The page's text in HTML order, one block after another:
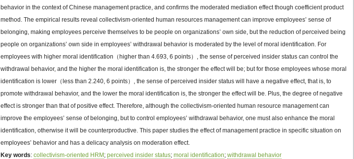
behavior in the context of Chinese management practice, and confirms the moderated mediation effect though coefficient product
method. The empirical results reveal collectivism-oriented human resources management can improve employees’ sense of
belonging, making employees perceive themselves to be people on organizations’ own side, but the reduction of perceived being
people on organizations’ own side in employees’ withdrawal behavior is moderated by the level of moral identification. For
employees with higher moral identification（higher than 4.693, 6 points）, the sense of perceived insider status can control the
withdrawal behavior, and the higher the moral identification is, the stronger the effect will be; but for those employees whose moral
identification is lower（less than 2.240, 6 points）, the sense of perceived insider status will have a negative effect, that is, to
promote withdrawal behavior, and the lower the moral identification is, the stronger the effect will be. Plus, the degree of negative
effect is stronger than that of positive effect. Therefore, although the collectivism-oriented human resource management can
improve the employees’ sense of belonging, but to control employees’ withdrawal behavior, one must also enhance the moral
identification, otherwise it will be counterproductive. This paper studies the effect of management practice in specific situation on
employees’ behavior and has a delicacy analysis on moderation effect.
Key words:collectivism-oriented HRM ;perceived insider status;moral identification;withdrawal behavior